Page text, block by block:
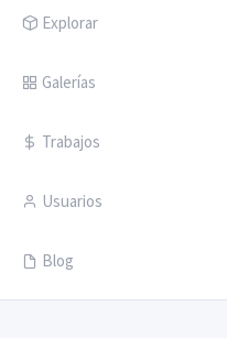
Explorar
Galerías
Trabajos
Usuarios
Blog